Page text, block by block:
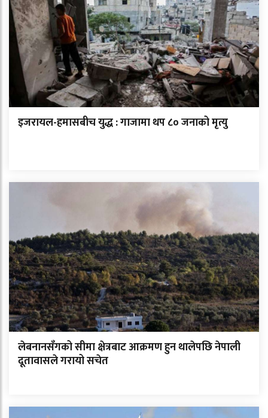
इजरायल-हमासबीच युद्ध : गाजामा थप ८० जनाको मृत्यु
लेबनानसँगको सीमा क्षेत्रबाट आक्रमण हुन थालेपछि नेपाली
दूतावासले गरायो सचेत